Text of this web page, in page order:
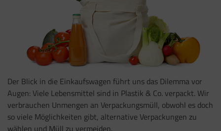
Der Blick in die Einkaufswagen führt uns das Dilemma vor
Augen: Viele Lebensmittel sind in Plastik & Co. verpackt. Wir
verbrauchen Unmengen an Verpackungsmüll, obwohl es doch
so viele Möglichkeiten gibt, alternative Verpackungen zu
wählen und Müll zu vermeiden.